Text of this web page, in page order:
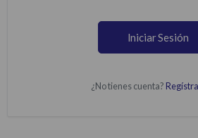
Iniciar Sesión
¿No tienes cuenta?